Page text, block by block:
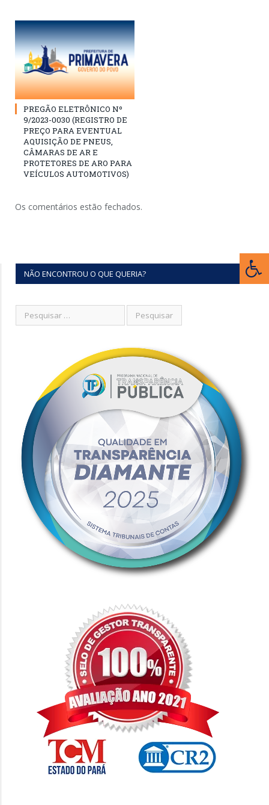
PREGÃO ELETRÔNICO Nº
9/2023-0030 (REGISTRO DE
PREÇO PARA EVENTUAL
AQUISIÇÃO DE PNEUS,
CÂMARAS DE AR E
PROTETORES DE ARO PARA
VEÍCULOS AUTOMOTIVOS)
Os comentários estão fechados.
NÃO ENCONTROU O QUE QUERIA?